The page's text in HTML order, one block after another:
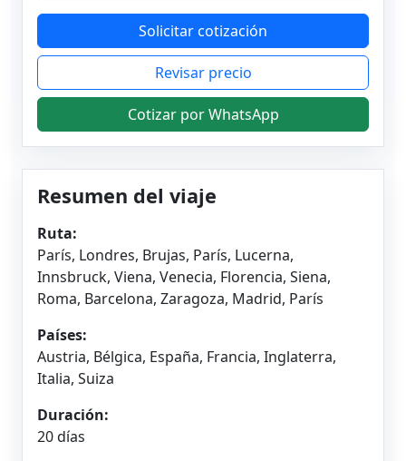
Resumen del viaje
Ruta:
París, Londres, Brujas, París, Lucerna,
Innsbruck, Viena, Venecia, Florencia, Siena,
Roma, Barcelona, Zaragoza, Madrid, París
Países:
Austria, Bélgica, España, Francia, Inglaterra,
Italia, Suiza
Duración:
20 días
Solicitar cotización
Revisar precio
Cotizar por WhatsApp